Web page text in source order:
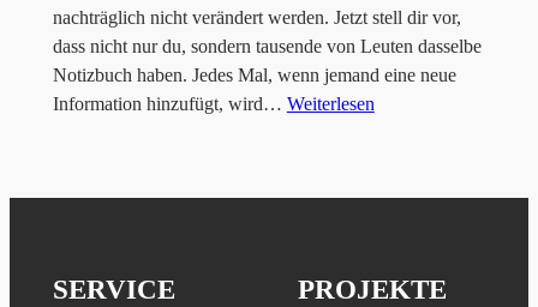
nachträglich nicht verändert werden. Jetzt stell dir vor,
dass nicht nur du, sondern tausende von Leuten dasselbe
Notizbuch haben. Jedes Mal, wenn jemand eine neue
Information hinzufügt, wird… Weiterlesen
SERVICE PROJEKTE